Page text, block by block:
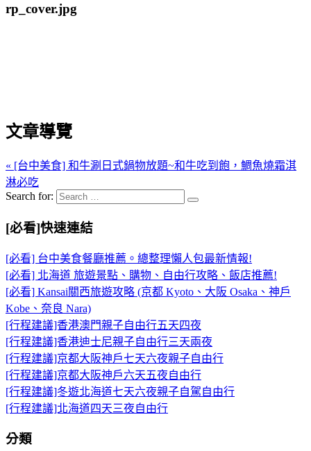
rp_cover.jpg
文章導覽
« [台中美食] 和牛涮日式鍋物放題~和牛吃到飽，鯛魚燒霜淇
淋必吃
Search for:
[必看]快速連結
[必看] 台中美食餐廳推薦。總整理懶人包最新情報!
[必看] 北海道 旅遊景點、購物、自由行攻略、飯店推薦!
[必看] Kansai關西旅遊攻略 (京都 Kyoto、大阪 Osaka、神戶
Kobe、奈良 Nara)
[行程建議]香港澳門親子自由行五天四夜
[行程建議]香港迪士尼親子自由行三天兩夜
[行程建議]京都大阪神戶七天六夜親子自由行
[行程建議]京都大阪神戶六天五夜自由行
[行程建議]冬遊北海道七天六夜親子自駕自由行
[行程建議]北海道四天三夜自由行
分類